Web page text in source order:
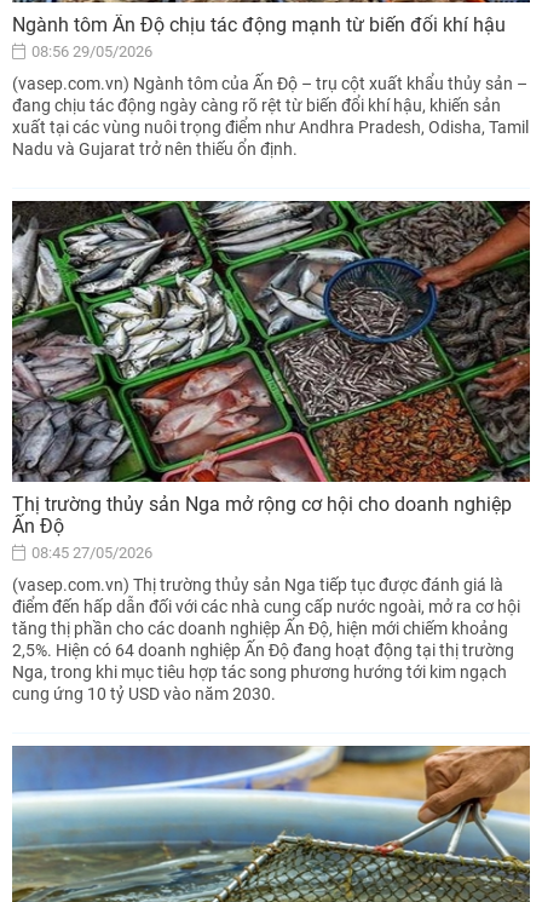
Ngành tôm Ấn Độ chịu tác động mạnh từ biến đổi khí hậu
08:56 29/05/2026
(vasep.com.vn) Ngành tôm của Ấn Độ – trụ cột xuất khẩu thủy sản –
đang chịu tác động ngày càng rõ rệt từ biến đổi khí hậu, khiến sản
xuất tại các vùng nuôi trọng điểm như Andhra Pradesh, Odisha, Tamil
Nadu và Gujarat trở nên thiếu ổn định.
Thị trường thủy sản Nga mở rộng cơ hội cho doanh nghiệp
Ấn Độ
08:45 27/05/2026
(vasep.com.vn) Thị trường thủy sản Nga tiếp tục được đánh giá là
điểm đến hấp dẫn đối với các nhà cung cấp nước ngoài, mở ra cơ hội
tăng thị phần cho các doanh nghiệp Ấn Độ, hiện mới chiếm khoảng
2,5%. Hiện có 64 doanh nghiệp Ấn Độ đang hoạt động tại thị trường
Nga, trong khi mục tiêu hợp tác song phương hướng tới kim ngạch
cung ứng 10 tỷ USD vào năm 2030.